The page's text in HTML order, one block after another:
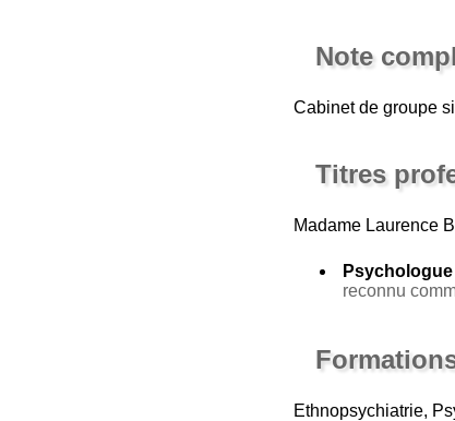
Note
Cabinet de groupe
Titres
Madame Laurence
Psychologue
reconnu
Ethnopsychiatrie,